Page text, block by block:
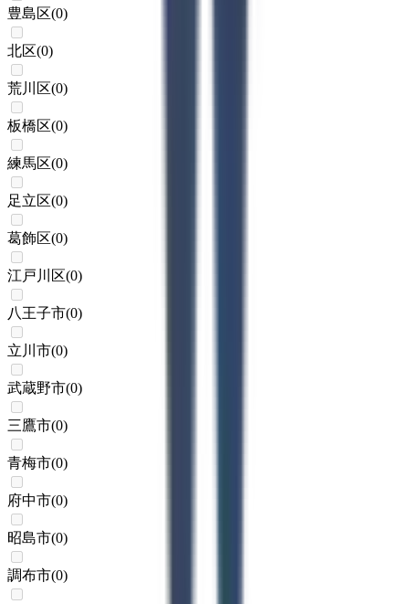
豊島区(0)
北区(0)
荒川区(0)
板橋区(0)
練馬区(0)
足立区(0)
葛飾区(0)
江戸川区(0)
八王子市(0)
立川市(0)
武蔵野市(0)
三鷹市(0)
青梅市(0)
府中市(0)
昭島市(0)
調布市(0)